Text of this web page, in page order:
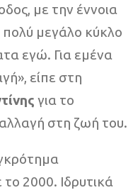
με την έννοια
πολύ μεγάλο κύκλο
εγώ. Για εμένα
είπε στη
για το
στη ζωή του.
2000. Ιδρυτικά